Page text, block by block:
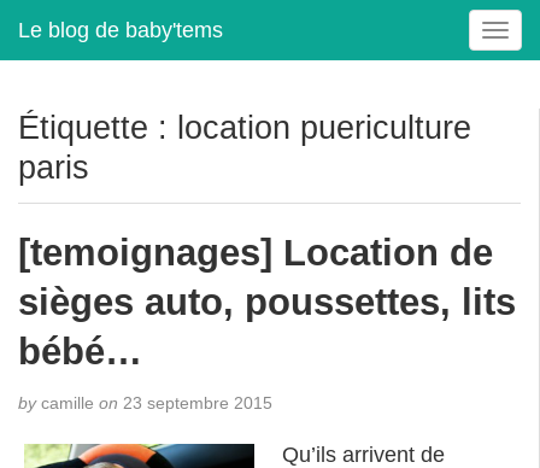
Le blog de baby'tems
T
o
g
Étiquette : location puericulture
paris
[temoignages] Location de
sièges auto, poussettes, lits
bébé…
bycamille on 23 septembre 2015
Qu’ils arrivent de